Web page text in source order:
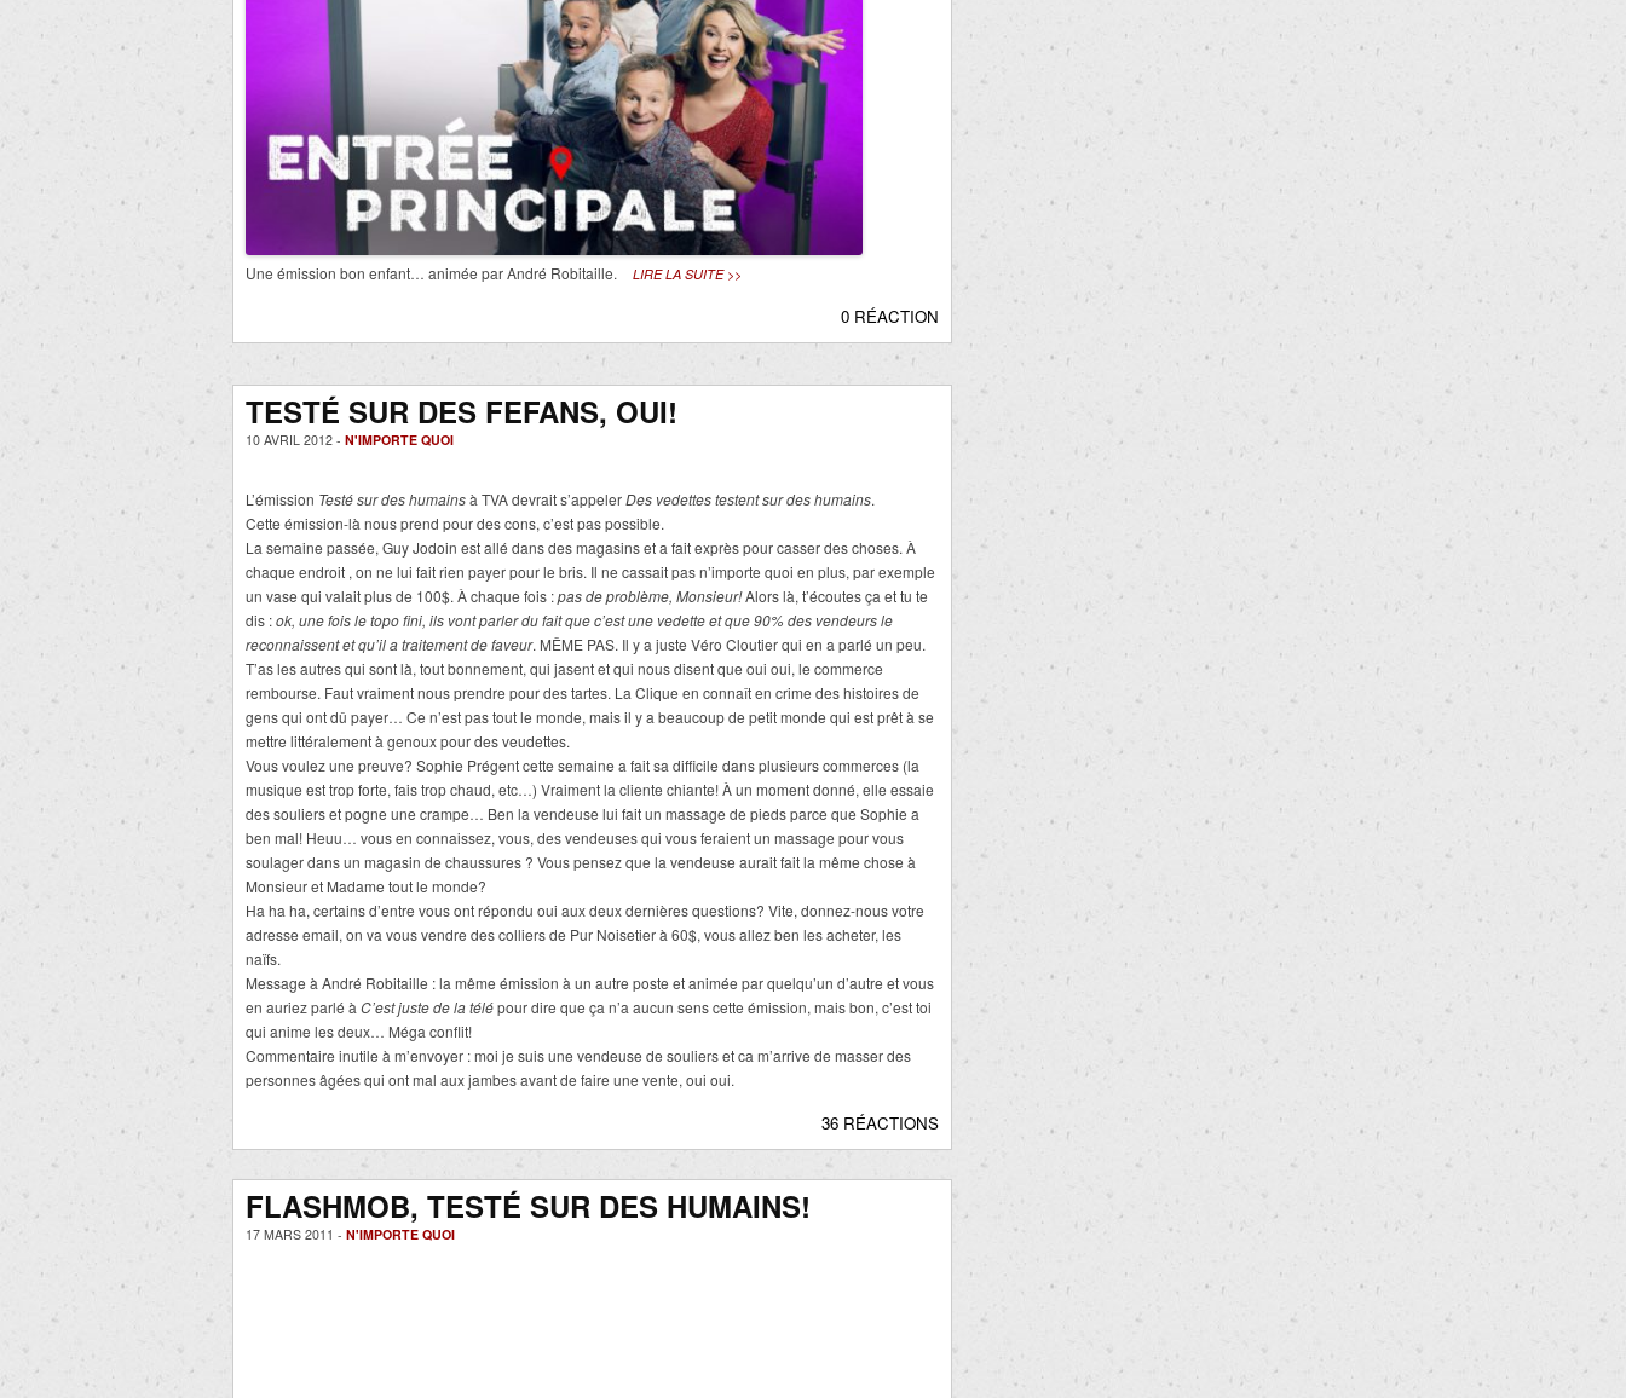
Une émission bon enfant… animée par André Robitaille. LIRE LA SUITE >>
0 RÉACTION
TESTÉ SUR DES FEFANS, OUI!
10 AVRIL 2012 - N'IMPORTE QUOI
L’émission Testé sur des humainsà TVA devrait s’appelerDes vedettes testent sur des humains.
Cette émission-là nous prend pour des cons, c’est pas possible.
La semaine passée, Guy Jodoin est allé dans des magasins et a fait exprès pour casser des choses. À
chaque endroit , on ne lui fait rien payer pour le bris. Il ne cassait pas n’importe quoi en plus, par exemple
un vase qui valait plus de 100$. À chaque fois :pas de problème, Monsieur!Alors là, t’écoutes ça et tu te
dis :ok, une fois le topo fini, ils vont parler du fait que c’est une vedette et que 90% des vendeurs le
reconnaissent et qu’il a traitement de faveur. MÊME PAS. Il y a juste Véro Cloutier qui en a parlé un peu.
T’as les autres qui sont là, tout bonnement, qui jasent et qui nous disent que oui oui, le commerce
rembourse. Faut vraiment nous prendre pour des tartes. La Clique en connaît en crime des histoires de
gens qui ont dû payer… Ce n’est pas tout le monde, mais il y a beaucoup de petit monde qui est prêt à se
mettre littéralement à genoux pour des veudettes.
Vous voulez une preuve? Sophie Prégent cette semaine a fait sa difficile dans plusieurs commerces (la
musique est trop forte, fais trop chaud, etc…) Vraiment la cliente chiante! À un moment donné, elle essaie
des souliers et pogne une crampe… Ben la vendeuse lui fait un massage de pieds parce que Sophie a
ben mal! Heuu… vous en connaissez, vous, des vendeuses qui vous feraient un massage pour vous
soulager dans un magasin de chaussures ? Vous pensez que la vendeuse aurait fait la même chose à
Monsieur et Madame tout le monde?
Ha ha ha, certains d’entre vous ont répondu oui aux deux dernières questions? Vite, donnez-nous votre
adresse email, on va vous vendre des colliers de Pur Noisetier à 60$, vous allez ben les acheter, les
naïfs.
Message à André Robitaille : la même émission à un autre poste et animée par quelqu’un d’autre et vous
en auriez parlé à C’est juste de la télépour dire que ça n’a aucun sens cette émission, mais bon, c’est toi
qui anime les deux… Méga conflit!
Commentaire inutile à m’envoyer : moi je suis une vendeuse de souliers et ca m’arrive de masser des
personnes âgées qui ont mal aux jambes avant de faire une vente, oui oui.
36 RÉACTIONS
FLASHMOB, TESTÉ SUR DES HUMAINS!
17 MARS 2011 - N'IMPORTE QUOI